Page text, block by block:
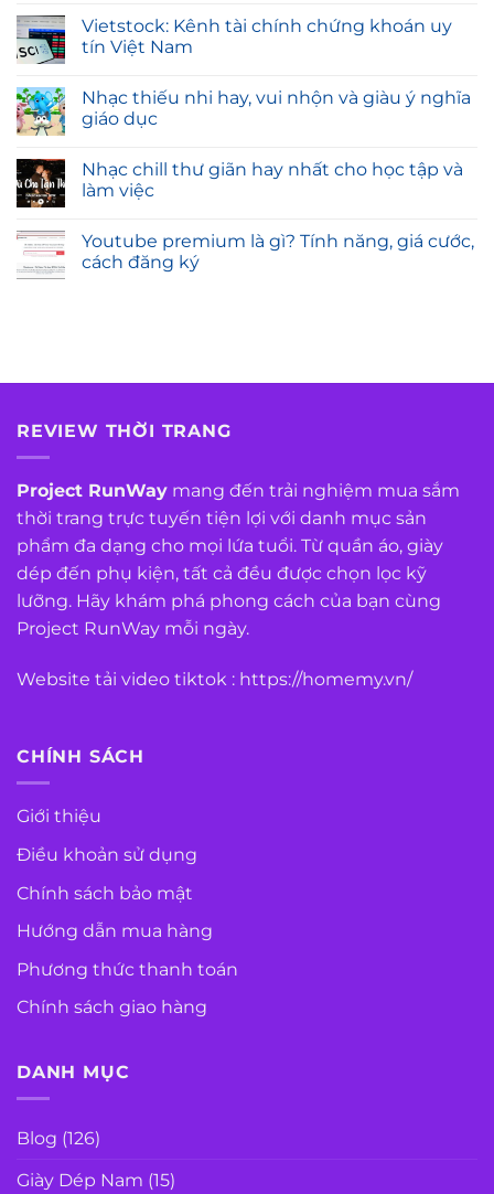
Vietstock: Kênh tài chính chứng khoán uy
tín Việt Nam
Nhạc thiếu nhi hay, vui nhộn và giàu ý nghĩa
giáo dục
Nhạc chill thư giãn hay nhất cho học tập và
làm việc
Youtube premium là gì? Tính năng, giá cước,
cách đăng ký
REVIEW THỜI TRANG
Project RunWay mang đến trải nghiệm mua sắm
thời trang trực tuyến tiện lợi với danh mục sản
phẩm đa dạng cho mọi lứa tuổi. Từ quần áo, giày
dép đến phụ kiện, tất cả đều được chọn lọc kỹ
lưỡng. Hãy khám phá phong cách của bạn cùng
Project RunWay mỗi ngày.
Website tải video tiktok : https://homemy.vn/
CHÍNH SÁCH
Giới thiệu
Điều khoản sử dụng
Chính sách bảo mật
Hướng dẫn mua hàng
Phương thức thanh toán
Chính sách giao hàng
DANH MỤC
Blog (126)
Giày Dép Nam (15)